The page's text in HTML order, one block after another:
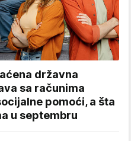
državna
sa računima
pomoći, a šta
u septembru